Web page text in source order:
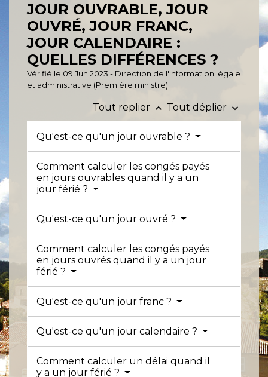
JOUR OUVRABLE, JOUR
OUVRÉ, JOUR FRANC,
JOUR CALENDAIRE :
QUELLES DIFFÉRENCES ?
Vérifié le 09 Jun 2023 - Direction de l'information légale
et administrative (Première ministre)
Tout replier keyboard_arrow_up Tout déplier keyboard_arrow_down
Qu'est-ce qu'un jour ouvrable ?
Comment calculer les congés payés
en jours ouvrables quand il y a un
jour férié ?
Qu'est-ce qu'un jour ouvré ?
Comment calculer les congés payés
en jours ouvrés quand il y a un jour
férié ?
Qu'est-ce qu'un jour franc ?
Qu'est-ce qu'un jour calendaire ?
Comment calculer un délai quand il
y a un jour férié ?